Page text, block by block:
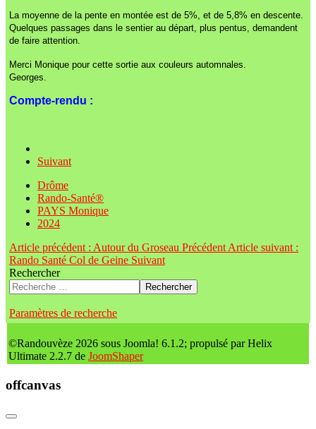
La moyenne de la pente en montée est de 5%, et de 5,8% en descente.
Quelques passages dans le sentier au départ, plus pentus, demandent
de faire attention.
Merci Monique pour cette sortie aux couleurs automnales.
Georges.
Compte-rendu :
Suivant
Drôme
Rando-Santé®
PAYS Monique
2024
Article précédent : Autour du Groseau Précédent Article suivant :
Rando Santé Col de Geine Suivant
Rechercher
Rechercher
Paramètres de recherche
©Randouvèze 2026 sous Joomla! 6.1.2; propulsé par Helix
Ultimate 2.2.7 de JoomShaper
offcanvas